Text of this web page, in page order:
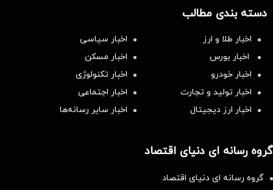
دسته بندی مطالب
اخبار طلا و ارز
اخبار سیاسی
اخبار بورس
اخبار مسکن
اخبار خودرو
اخبار تکنولوژی
اخبار تولید و تجارت
اخبار اجتماعی
اخبار ارز دیجیتال
اخبار سایر رسانه‌‌ها
گروه رسانه ای دنیای اقتصاد
گروه رسانه ای دنیای اقتصاد